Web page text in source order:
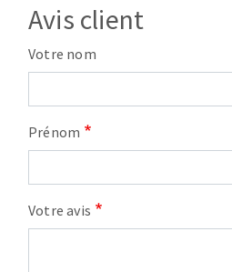
Avis client
Votre nom
Prénom
Votre avis